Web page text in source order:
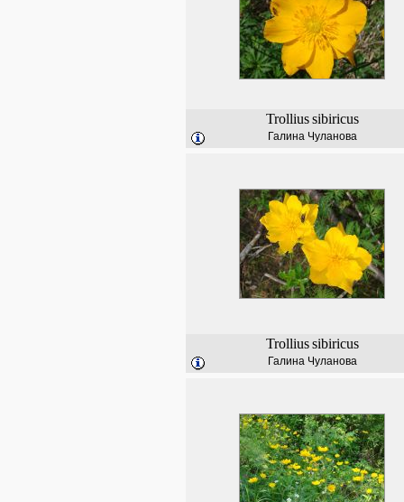
Trollius sibiricus
Галина Чуланова
Trollius sibiricus
Галина Чуланова